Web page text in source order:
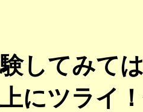
してみて
にツライ